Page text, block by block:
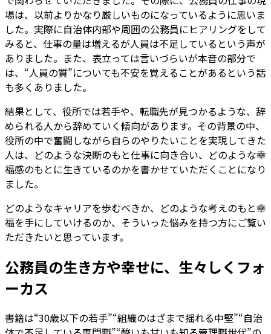
場は、以前よりかなり厳しいものになっているように思いま
した。実際に自治体内部や周囲の公務員にヒアリングをして
みると、 仕事の量は増えるが人員は不足している という声が
ありました。また、表立っては言いづらいが本音の部分で
は、 “人員の質”についても不安を覚えることがある という話
も多くありました。
結果として、役所では若手や、転職先が見つかるような、辞
められる人から辞めていく傾向があります。その背景の中、
役所の中で奮闘しながら自らのやりたいことを実現してきた
人は、どのような決断のもと仕事に向き合い、どのような幸
福感のもとに生きているのかを書かせていただくことになり
ました。
どのようなキャリアを歩むべきか、どのような考えのもと幸
福を手にしていけるのか、 そういった悩みを持つ方にご覧い
ただきたいと思っています。
公務員の生き方や幸せに、生々しくフォ
ーカス
書籍は“30歳以下の若手”“組織のはざまで揺れる中堅”“自治